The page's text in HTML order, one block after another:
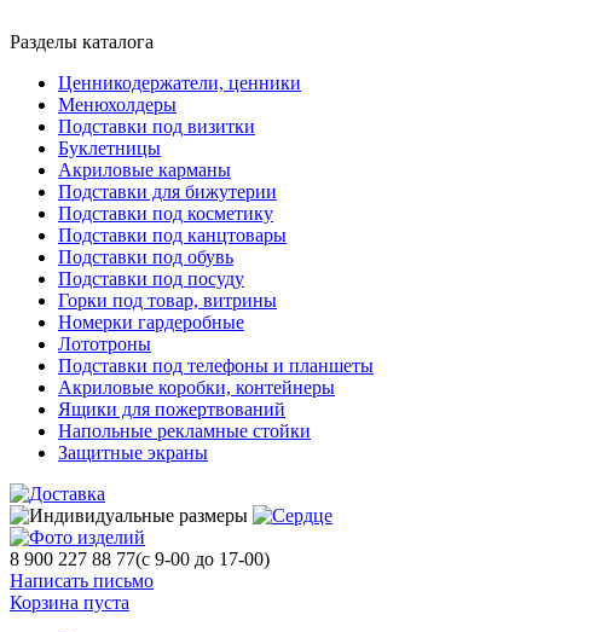
Разделы каталога
Ценникодержатели, ценники
Менюхолдеры
Подставки под визитки
Буклетницы
Акриловые карманы
Подставки для бижутерии
Подставки под косметику
Подставки под канцтовары
Подставки под обувь
Подставки под посуду
Горки под товар, витрины
Номерки гардеробные
Лототроны
Подставки под телефоны и планшеты
Акриловые коробки, контейнеры
Ящики для пожертвований
Напольные рекламные стойки
Защитные экраны
8 900 227 88 77(с 9-00 до 17-00)
Написать письмо
Корзина пуста